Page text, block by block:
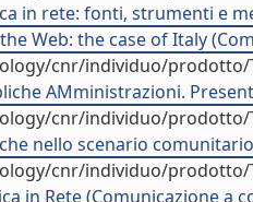
in rete: fonti, strumenti e
Web: the case of Italy
cnr/individuo/prodotto/
AMministrazioni.
cnr/individuo/prodotto/
nello scenario
cnr/individuo/prodotto/
in Rete (Comunicazione a